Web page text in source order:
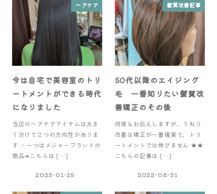
ヘアケア
今は自宅で美容室のトリ
ートメントができる時代
になりました
当店のヘアケアアイテムは大き
く分けて２つの方向性がありま
す ・一つはメジャーブランドの
商品➔こちらは […]
2023-01-25
髪質改善記事
50代以降のエイジング
毛 一番知りたい髪質改
善矯正のその後
何度もお伝えしますが、うねり
改善は矯正が一番確実で、トリ
ートメントでは伸びません ★★
こちらの記事は […]
2022-08-31